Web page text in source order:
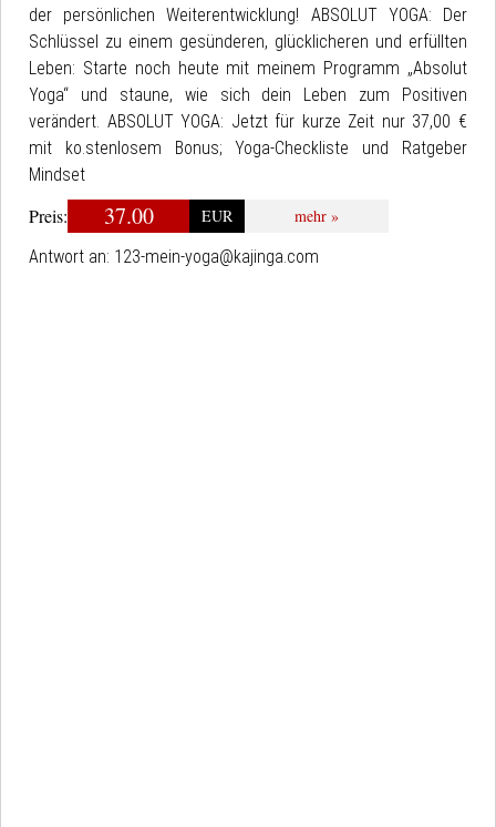
der persönlichen Weiterentwicklung! ABSOLUT YOGA: Der
Schlüssel zu einem gesünderen, glücklicheren und erfüllten
Leben: Starte noch heute mit meinem Programm „Absolut
Yoga“ und staune, wie sich dein Leben zum Positiven
verändert. ABSOLUT YOGA: Jetzt für kurze Zeit nur 37,00 €
mit ko.stenlosem Bonus; Yoga-Checkliste und Ratgeber
Mindset
Preis: 37.00 EUR
mehr »
Antwort an: 123-mein-yoga@kajinga.com